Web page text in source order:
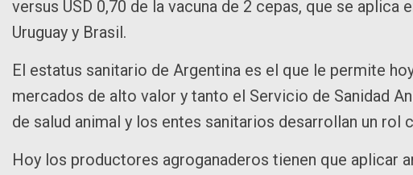
versus USD 0,70 de la vacuna de 2 cepas, que se
Uruguay y Brasil.
El estatus sanitario de Argentina es el que le permite
mercados de alto valor y tanto el Servicio de Sanidad
de salud animal y los entes sanitarios desarrollan un rol
Hoy los productores agroganaderos tienen que aplicar